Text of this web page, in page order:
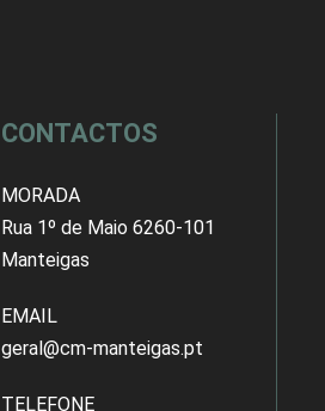
CONTACTOS
MORADA
Rua 1º de Maio 6260-101
Manteigas
EMAIL
geral@cm-manteigas.pt
TELEFONE